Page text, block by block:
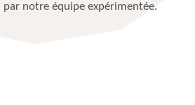
par notre équipe expérimentée.